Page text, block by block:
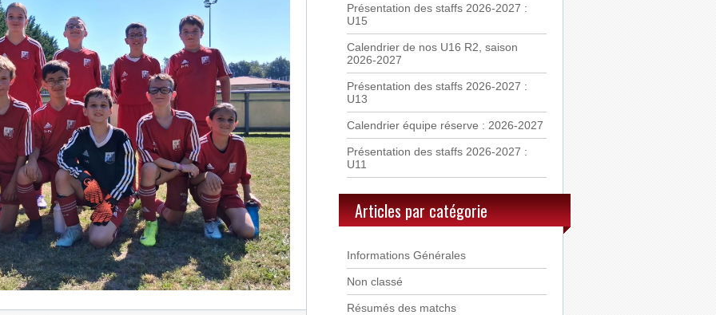
Présentation des staffs 2026-2027 :
U15
Calendrier de nos U16 R2, saison
2026-2027
Présentation des staffs 2026-2027 :
U13
Calendrier équipe réserve : 2026-2027
Présentation des staffs 2026-2027 :
U11
Articles par catégorie
Informations Générales
Non classé
Résumés des matchs